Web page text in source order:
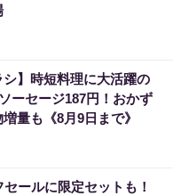
シ】時短料理に大活躍の
ーセージ187円！おかず
量も《8月9日まで》
セールに限定セットも！